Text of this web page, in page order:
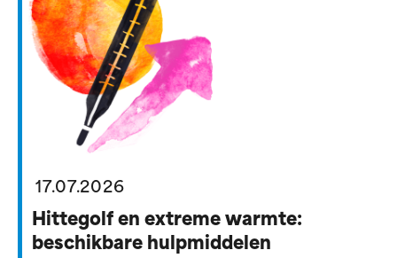
17.07.2026
Hittegolf en extreme warmte:
beschikbare hulpmiddelen